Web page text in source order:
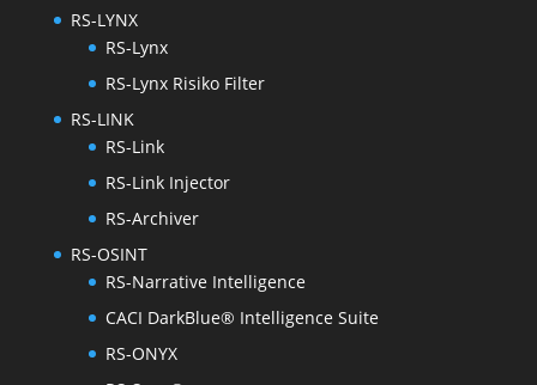
RS-LYNX
RS-Lynx
RS-Lynx Risiko Filter
RS-LINK
RS-Link
RS-Link Injector
RS-Archiver
RS-OSINT
RS-Narrative Intelligence
CACI DarkBlue® Intelligence Suite
RS-ONYX